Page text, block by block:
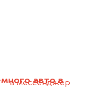
авто в
в мессенджер